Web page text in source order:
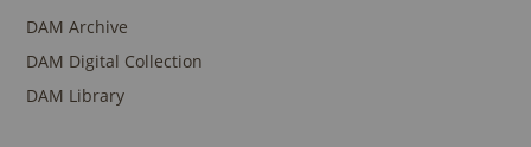
DAM Archive
DAM Digital Collection
DAM Library